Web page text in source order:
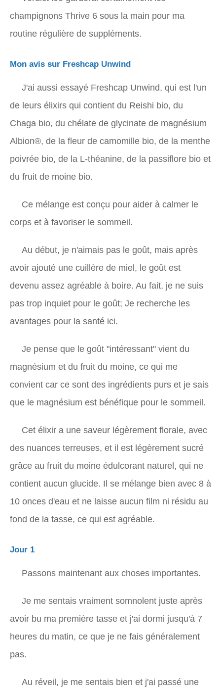
champignons Thrive 6 sous la main pour ma
routine régulière de suppléments.
Mon avis sur Freshcap Unwind
J'ai aussi essayé Freshcap Unwind, qui est l'un
de leurs élixirs qui contient du Reishi bio, du
Chaga bio, du chélate de glycinate de magnésium
Albion®, de la fleur de camomille bio, de la menthe
poivrée bio, de la L-théanine, de la passiflore bio et
du fruit de moine bio.
Ce mélange est conçu pour aider à calmer le
corps et à favoriser le sommeil.
Au début, je n'aimais pas le goût, mais après
avoir ajouté une cuillère de miel, le goût est
devenu assez agréable à boire. Au fait, je ne suis
pas trop inquiet pour le goût; Je recherche les
avantages pour la santé ici.
Je pense que le goût "intéressant" vient du
magnésium et du fruit du moine, ce qui me
convient car ce sont des ingrédients purs et je sais
que le magnésium est bénéfique pour le sommeil.
Cet élixir a une saveur légèrement florale, avec
des nuances terreuses, et il est légèrement sucré
grâce au fruit du moine édulcorant naturel, qui ne
contient aucun glucide. Il se mélange bien avec 8 à
10 onces d'eau et ne laisse aucun film ni résidu au
fond de la tasse, ce qui est agréable.
Jour 1
Passons maintenant aux choses importantes.
Je me sentais vraiment somnolent juste après
avoir bu ma première tasse et j'ai dormi jusqu'à 7
heures du matin, ce que je ne fais généralement
pas.
Au réveil, je me sentais bien et j'ai passé une